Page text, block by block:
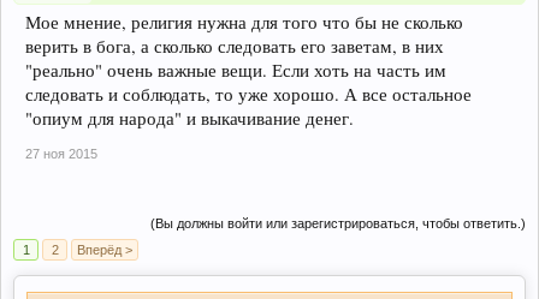
Мое мнение, религия нужна для того что бы не сколько
верить в бога, а сколько следовать его заветам, в них
"реально" очень важные вещи. Если хоть на часть им
следовать и соблюдать, то уже хорошо. А все остальное
"опиум для народа" и выкачивание денег.
27 ноя 2015
(Вы должны войти или зарегистрироваться, чтобы ответить.)
1
2 Вперёд >